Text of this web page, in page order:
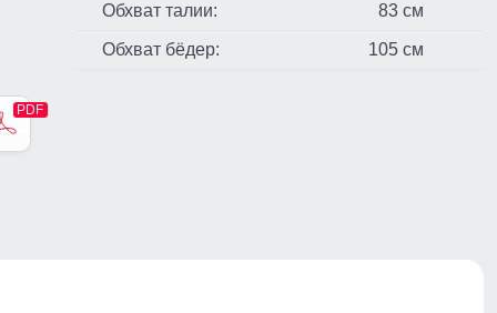
Обхват талии: 83 см
Обхват бёдер: 105 см